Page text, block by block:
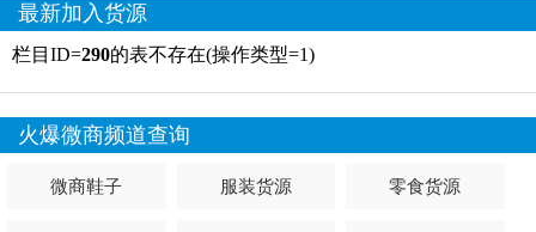
最新加入货源
栏目ID=290的表不存在(操作类型=1)
火爆微商频道查询
微商鞋子 服装货源 零食货源